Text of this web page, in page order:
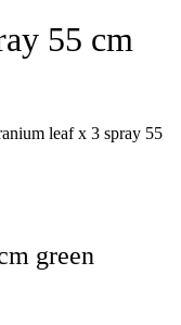
leaf x 3 spray 55
green